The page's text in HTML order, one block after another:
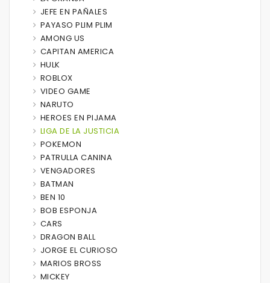
JEFE EN PAÑALES
PAYASO PLIM PLIM
AMONG US
CAPITAN AMERICA
HULK
ROBLOX
VIDEO GAME
NARUTO
HEROES EN PIJAMA
LIGA DE LA JUSTICIA
POKEMON
PATRULLA CANINA
VENGADORES
BATMAN
BEN 10
BOB ESPONJA
CARS
DRAGON BALL
JORGE EL CURIOSO
MARIOS BROSS
MICKEY